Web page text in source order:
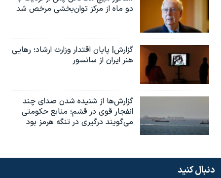
دو ماه از مرکز توان‌بخشی مرخص شد
گزارش| پایان اقتدار وزارت ارشاد؛ رهایی
هنر ایران از سانسور
گزارش‌ها از شنیده شدن صدای چند
انفجار قوی در قشم؛ منابع حکومتی
می‌گویند درگیری در تنگه هرمز بود
دنبال کنید